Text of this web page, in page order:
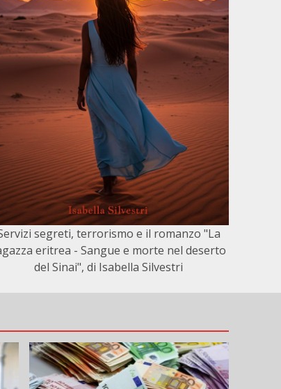
segreti, terrorismo e il romanzo "La
eritrea - Sangue e morte nel deserto
del Sinai", di Isabella Silvestri